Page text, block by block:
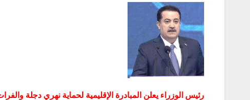
رئيس الوزراء يعلن المبادرة الإقليمية لحماية نهري دجلة